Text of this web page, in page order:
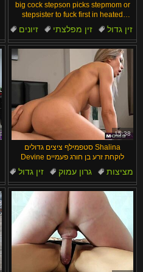
big cock stepson picks stepmom or
stepsister to fuck first in heated
threesome
זיונים זין מפלצתי
זין גדול
לא בן
הודי
15:38
סטפמילף ציצים גדולים Shalina
Devine לוקחת זרע בן חורג פעמיים
זין גדול גרון עמוק
מציצות
מילפיות
סרטי אירופה